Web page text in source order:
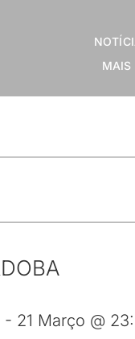
21 Março @